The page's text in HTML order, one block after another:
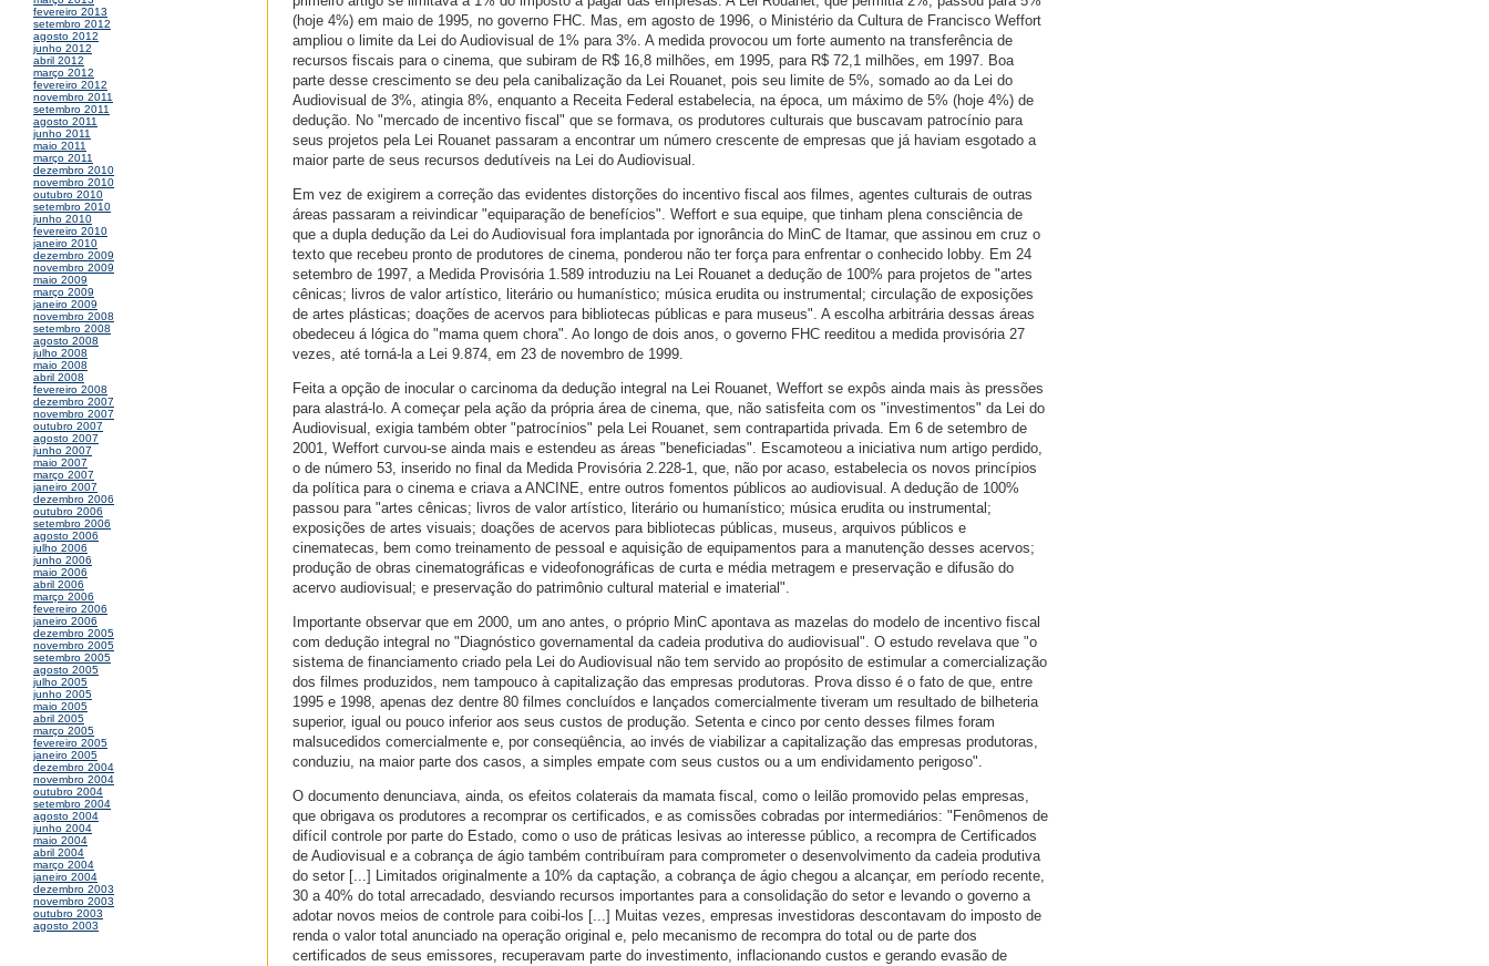
fevereiro 2013
setembro 2012
agosto 2012
junho 2012
abril 2012
março 2012
fevereiro 2012
novembro 2011
setembro 2011
agosto 2011
junho 2011
maio 2011
março 2011
dezembro 2010
novembro 2010
outubro 2010
setembro 2010
junho 2010
fevereiro 2010
janeiro 2010
dezembro 2009
novembro 2009
maio 2009
março 2009
janeiro 2009
novembro 2008
setembro 2008
agosto 2008
julho 2008
maio 2008
abril 2008
fevereiro 2008
dezembro 2007
novembro 2007
outubro 2007
agosto 2007
junho 2007
maio 2007
março 2007
janeiro 2007
dezembro 2006
outubro 2006
setembro 2006
agosto 2006
julho 2006
junho 2006
maio 2006
abril 2006
março 2006
fevereiro 2006
janeiro 2006
dezembro 2005
novembro 2005
setembro 2005
agosto 2005
julho 2005
junho 2005
maio 2005
abril 2005
março 2005
fevereiro 2005
janeiro 2005
dezembro 2004
novembro 2004
outubro 2004
setembro 2004
agosto 2004
junho 2004
maio 2004
abril 2004
março 2004
janeiro 2004
dezembro 2003
novembro 2003
outubro 2003
agosto 2003
(hoje 4%) em maio de 1995, no governo FHC. Mas, em agosto de 1996, o Ministério da Cultura de Francisco Weffort
ampliou o limite da Lei do Audiovisual de 1% para 3%. A medida provocou um forte aumento na transferência de
recursos fiscais para o cinema, que subiram de R$ 16,8 milhões, em 1995, para R$ 72,1 milhões, em 1997. Boa
parte desse crescimento se deu pela canibalização da Lei Rouanet, pois seu limite de 5%, somado ao da Lei do
Audiovisual de 3%, atingia 8%, enquanto a Receita Federal estabelecia, na época, um máximo de 5% (hoje 4%) de
dedução. No "mercado de incentivo fiscal" que se formava, os produtores culturais que buscavam patrocínio para
seus projetos pela Lei Rouanet passaram a encontrar um número crescente de empresas que já haviam esgotado a
maior parte de seus recursos dedutíveis na Lei do Audiovisual.
Em vez de exigirem a correção das evidentes distorções do incentivo fiscal aos filmes, agentes culturais de outras
áreas passaram a reivindicar "equiparação de benefícios". Weffort e sua equipe, que tinham plena consciência de
que a dupla dedução da Lei do Audiovisual fora implantada por ignorância do MinC de Itamar, que assinou em cruz o
texto que recebeu pronto de produtores de cinema, ponderou não ter força para enfrentar o conhecido lobby. Em 24
setembro de 1997, a Medida Provisória 1.589 introduziu na Lei Rouanet a dedução de 100% para projetos de "artes
cênicas; livros de valor artístico, literário ou humanístico; música erudita ou instrumental; circulação de exposições
de artes plásticas; doações de acervos para bibliotecas públicas e para museus". A escolha arbitrária dessas áreas
obedeceu á lógica do "mama quem chora". Ao longo de dois anos, o governo FHC reeditou a medida provisória 27
vezes, até torná-la a Lei 9.874, em 23 de novembro de 1999.
Feita a opção de inocular o carcinoma da dedução integral na Lei Rouanet, Weffort se expôs ainda mais às pressões
para alastrá-lo. A começar pela ação da própria área de cinema, que, não satisfeita com os "investimentos" da Lei do
Audiovisual, exigia também obter "patrocínios" pela Lei Rouanet, sem contrapartida privada. Em 6 de setembro de
2001, Weffort curvou-se ainda mais e estendeu as áreas "beneficiadas". Escamoteou a iniciativa num artigo perdido,
o de número 53, inserido no final da Medida Provisória 2.228-1, que, não por acaso, estabelecia os novos princípios
da política para o cinema e criava a ANCINE, entre outros fomentos públicos ao audiovisual. A dedução de 100%
passou para "artes cênicas; livros de valor artístico, literário ou humanístico; música erudita ou instrumental;
exposições de artes visuais; doações de acervos para bibliotecas públicas, museus, arquivos públicos e
cinematecas, bem como treinamento de pessoal e aquisição de equipamentos para a manutenção desses acervos;
produção de obras cinematográficas e videofonográficas de curta e média metragem e preservação e difusão do
acervo audiovisual; e preservação do patrimônio cultural material e imaterial".
Importante observar que em 2000, um ano antes, o próprio MinC apontava as mazelas do modelo de incentivo fiscal
com dedução integral no "Diagnóstico governamental da cadeia produtiva do audiovisual". O estudo revelava que "o
sistema de financiamento criado pela Lei do Audiovisual não tem servido ao propósito de estimular a comercialização
dos filmes produzidos, nem tampouco à capitalização das empresas produtoras. Prova disso é o fato de que, entre
1995 e 1998, apenas dez dentre 80 filmes concluídos e lançados comercialmente tiveram um resultado de bilheteria
superior, igual ou pouco inferior aos seus custos de produção. Setenta e cinco por cento desses filmes foram
malsucedidos comercialmente e, por conseqüência, ao invés de viabilizar a capitalização das empresas produtoras,
conduziu, na maior parte dos casos, a simples empate com seus custos ou a um endividamento perigoso".
O documento denunciava, ainda, os efeitos colaterais da mamata fiscal, como o leilão promovido pelas empresas,
que obrigava os produtores a recomprar os certificados, e as comissões cobradas por intermediários: "Fenômenos de
difícil controle por parte do Estado, como o uso de práticas lesivas ao interesse público, a recompra de Certificados
de Audiovisual e a cobrança de ágio também contribuíram para comprometer o desenvolvimento da cadeia produtiva
do setor [...] Limitados originalmente a 10% da captação, a cobrança de ágio chegou a alcançar, em período recente,
30 a 40% do total arrecadado, desviando recursos importantes para a consolidação do setor e levando o governo a
adotar novos meios de controle para coibi-los [...] Muitas vezes, empresas investidoras descontavam do imposto de
renda o valor total anunciado na operação original e, pelo mecanismo de recompra do total ou de parte dos
certificados de seus emissores, recuperavam parte do investimento, inflacionando custos e gerando evasão de